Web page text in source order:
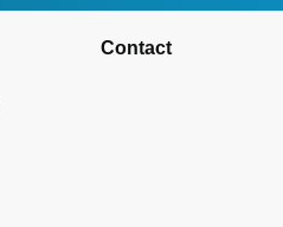
Contact